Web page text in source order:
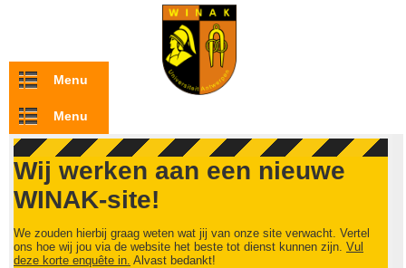
Overslaan en naar de inhoud gaan
Menu
Menu
Wij werken aan een nieuwe
WINAK-site!
We zouden hierbij graag weten wat jij van onze site verwacht. Vertel
ons hoe wij jou via de website het beste tot dienst kunnen zijn. Vul
deze korte enquête in. Alvast bedankt!